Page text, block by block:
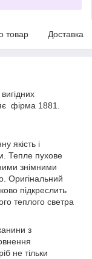
товар Доставка
фірма 1881.
якість і
Тепле пухове
знімними
Оригінальний
підкреслить
теплого светра
з
не тільки